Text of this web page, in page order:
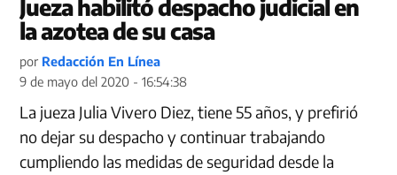
Jueza habilitó despacho judicial en
la azotea de su casa
por Redacción En Línea
9 de mayo del 2020 - 16:54:38
La jueza Julia Vivero Diez, tiene 55 años, y prefirió
no dejar su despacho y continuar trabajando
cumpliendo las medidas de seguridad desde la